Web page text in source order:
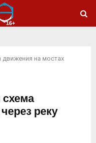
движения на мостах
реку